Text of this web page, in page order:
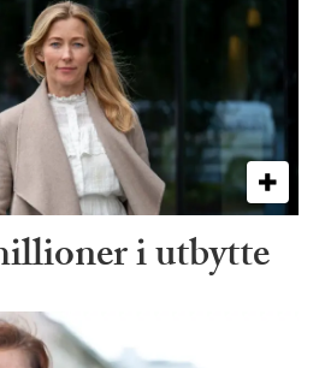
i utbytte